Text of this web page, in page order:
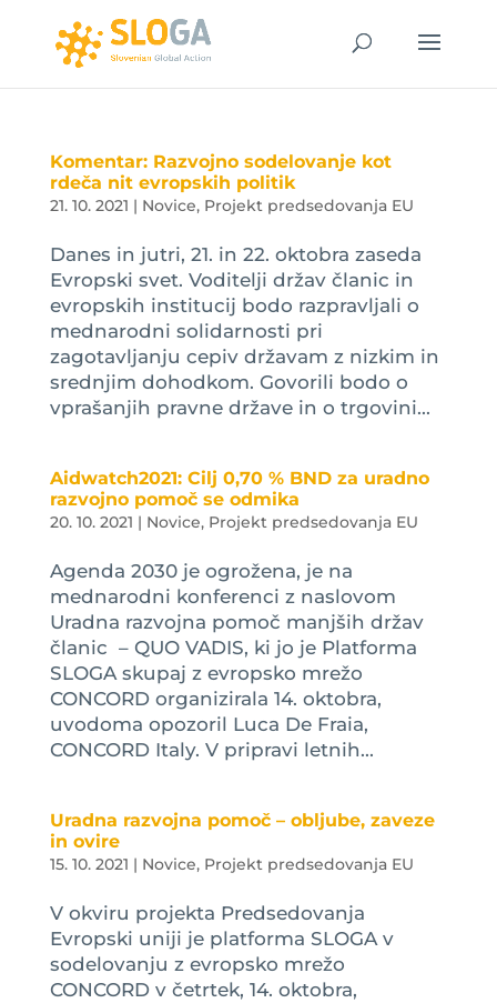
Komentar: Razvojno sodelovanje kot
rdeča nit evropskih politik
21. 10. 2021 | Novice, Projekt predsedovanja EU
Danes in jutri, 21. in 22. oktobra zaseda
Evropski svet. Voditelji držav članic in
evropskih institucij bodo razpravljali o
mednarodni solidarnosti pri
zagotavljanju cepiv državam z nizkim in
srednjim dohodkom. Govorili bodo o
vprašanjih pravne države in o trgovini...
Aidwatch2021: Cilj 0,70 % BND za uradno
razvojno pomoč se odmika
20. 10. 2021 | Novice, Projekt predsedovanja EU
Agenda 2030 je ogrožena, je na
mednarodni konferenci z naslovom
Uradna razvojna pomoč manjših držav
članic – QUO VADIS, ki jo je Platforma
SLOGA skupaj z evropsko mrežo
CONCORD organizirala 14. oktobra,
uvodoma opozoril Luca De Fraia,
CONCORD Italy. V pripravi letnih...
Uradna razvojna pomoč – obljube, zaveze
in ovire
15. 10. 2021 | Novice, Projekt predsedovanja EU
V okviru projekta Predsedovanja
Evropski uniji je platforma SLOGA v
sodelovanju z evropsko mrežo
CONCORD v četrtek, 14. oktobra,